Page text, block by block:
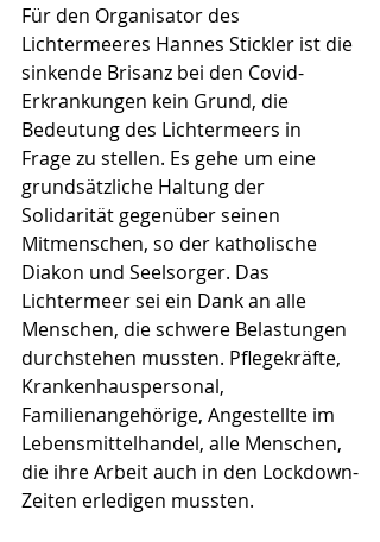
Für den Organisator des
Lichtermeeres Hannes Stickler ist die
sinkende Brisanz bei den Covid-
Erkrankungen kein Grund, die
Bedeutung des Lichtermeers in
Frage zu stellen. Es gehe um eine
grundsätzliche Haltung der
Solidarität gegenüber seinen
Mitmenschen, so der katholische
Diakon und Seelsorger. Das
Lichtermeer sei ein Dank an alle
Menschen, die schwere Belastungen
durchstehen mussten. Pflegekräfte,
Krankenhauspersonal,
Familienangehörige, Angestellte im
Lebensmittelhandel, alle Menschen,
die ihre Arbeit auch in den Lockdown-
Zeiten erledigen mussten.